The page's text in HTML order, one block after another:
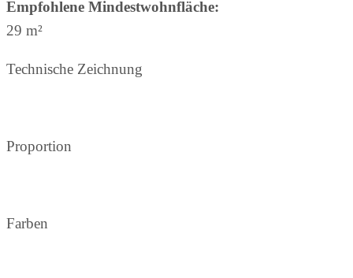
Empfohlene Mindestwohnfläche:
29 m²
Technische Zeichnung
Proportion
Farben